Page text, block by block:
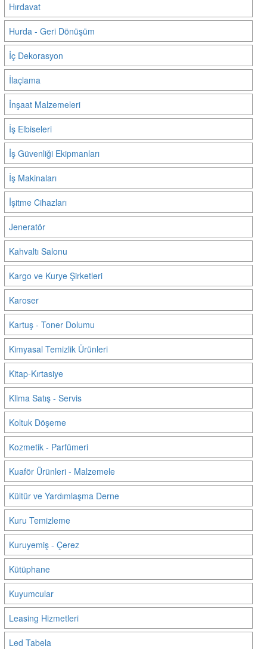
Hırdavat
Hurda - Geri Dönüşüm
İç Dekorasyon
İlaçlama
İnşaat Malzemeleri
İş Elbiseleri
İş Güvenliği Ekipmanları
İş Makinaları
İşitme Cihazları
Jeneratör
Kahvaltı Salonu
Kargo ve Kurye Şirketleri
Karoser
Kartuş - Toner Dolumu
Kimyasal Temizlik Ürünleri
Kitap-Kırtasiye
Klima Satış - Servis
Koltuk Döşeme
Kozmetik - Parfümeri
Kuaför Ürünleri - Malzemele
Kültür ve Yardımlaşma Derne
Kuru Temizleme
Kuruyemiş - Çerez
Kütüphane
Kuyumcular
Leasing Hizmetleri
Led Tabela